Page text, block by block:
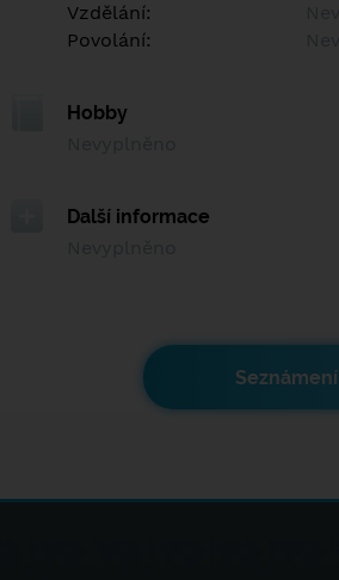
Vzdělání:
Povolání:
Hobby
Další informace
Seznámení